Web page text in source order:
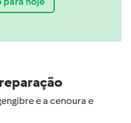
e a cenoura e